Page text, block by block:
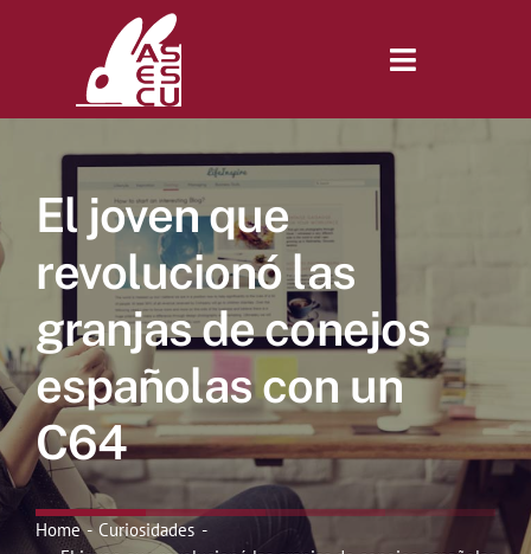
Toggle
Inicio
Tienda
Lonjas
Symposiums
El joven que
revolucionó las
granjas de conejos
españolas con un
C64
Home
Curiosidades